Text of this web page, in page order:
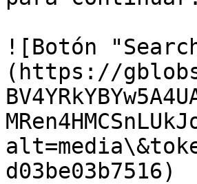
![Botón
(https://
d03be03b7516)